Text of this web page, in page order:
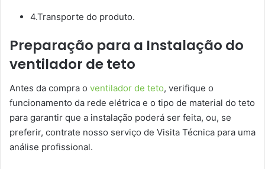
4.Transporte do produto.
Preparação para a Instalação do
ventilador de teto
Antes da compra o ventilador de teto, verifique o
funcionamento da rede elétrica e o tipo de material do teto
para garantir que a instalação poderá ser feita, ou, se
preferir, contrate nosso serviço de Visita Técnica para uma
análise profissional.